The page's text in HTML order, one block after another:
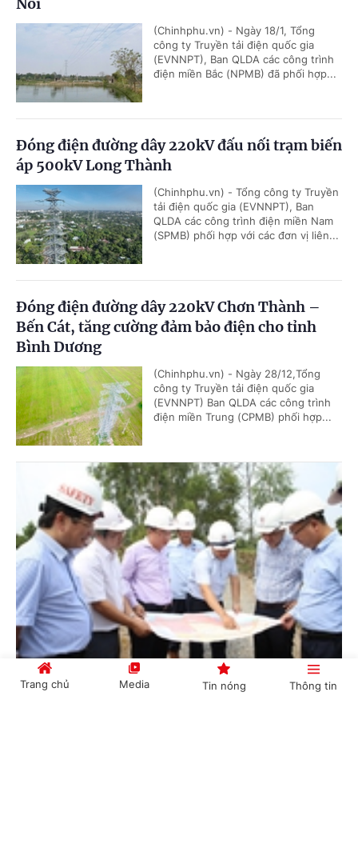
(Chinhphu.vn) - Ngày 18/1, Tổng
công ty Truyền tải điện quốc gia
(EVNNPT), Ban QLDA các công trình
điện miền Bắc (NPMB) đã phối hợp...
Đóng điện đường dây 220kV đấu nối trạm biến
áp 500kV Long Thành
(Chinhphu.vn) - Tổng công ty Truyền
tải điện quốc gia (EVNNPT), Ban
QLDA các công trình điện miền Nam
(SPMB) phối hợp với các đơn vị liên...
Đóng điện đường dây 220kV Chơn Thành –
Bến Cát, tăng cường đảm bảo điện cho tỉnh
Bình Dương
(Chinhphu.vn) - Ngày 28/12,Tổng
công ty Truyền tải điện quốc gia
(EVNNPT) Ban QLDA các công trình
điện miền Trung (CPMB) phối hợp...
Đồng Nai: Phê duyệt chủ trương đầu tư dự án Truyền tải
điện quan trọng
Trang chủ Media Tin nóng Thông tin